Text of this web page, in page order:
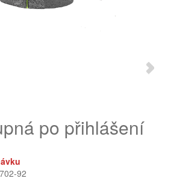
po přihlášení
92